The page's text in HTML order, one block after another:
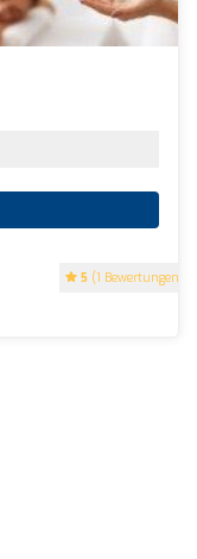
5 (1 Bewertungen)